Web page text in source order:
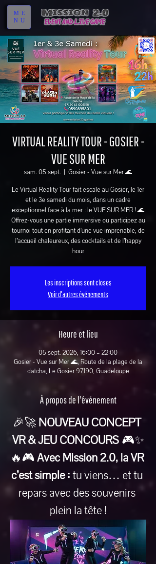
ME
NU
VIRTUAL REALITY TOUR - GOSIER -
VUE SUR MER
sam. 05 sept.
  |
Gosier - Vue sur Mer 🌊
Le Virtual Reality Tour fait escale au Gosier, le 1er
et le 3e samedi du mois, dans un cadre
exceptionnel face à la mer : le VUE SUR MER ! 🌊
Offrez-vous une partie immersive ou participez au
tournoi tout en profitant d’une vue imprenable, de
l’accueil chaleureux, des cocktails et de l’happy
hour
Les inscriptions sont closes
Voir d'autres événements
Heure et lieu
05 sept. 2026, 16:00 – 22:00
Gosier - Vue sur Mer 🌊, Route de la plage de la
datcha, Le Gosier 97190, Guadeloupe
À propos de l'événement
🎉🚀 NOUVEAU CONCEPT
VR & JEU CONCOURS 🎮✨
🔥🎮 Avec Mission 2.0, la VR
c’est simple : tu viens… et tu
repars avec des souvenirs
plein la tête !